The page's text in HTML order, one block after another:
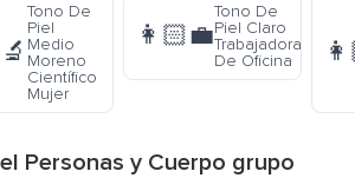
Tono De
Piel
Medio
Moreno
Científico
Mujer
👩🏻‍💼
Tono De
Piel Claro
Trabajadora
De Oficina
Personas y Cuerpo grupo